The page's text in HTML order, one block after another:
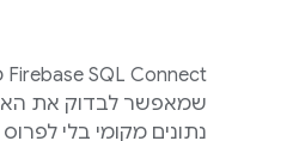
Firebase SQL Connect
שמאפשר לבדוק את
נתונים מקומי בלי